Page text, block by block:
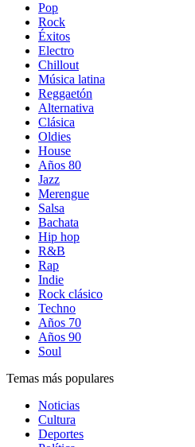
Pop
Rock
Éxitos
Electro
Chillout
Música latina
Reggaetón
Alternativa
Clásica
Oldies
House
Años 80
Jazz
Merengue
Salsa
Bachata
Hip hop
R&B
Rap
Indie
Rock clásico
Techno
Años 70
Años 90
Soul
Temas más populares
Noticias
Cultura
Deportes